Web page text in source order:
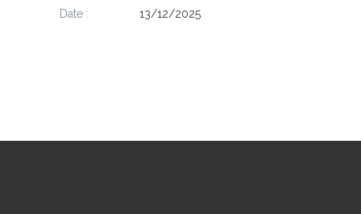
Date :
13/12/2025